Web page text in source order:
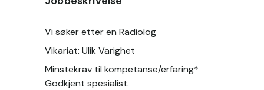
Vi søker etter en Radiolog
Vikariat: Ulik Varighet
Minstekrav til kompetanse/erfaring*
Godkjent spesialist.